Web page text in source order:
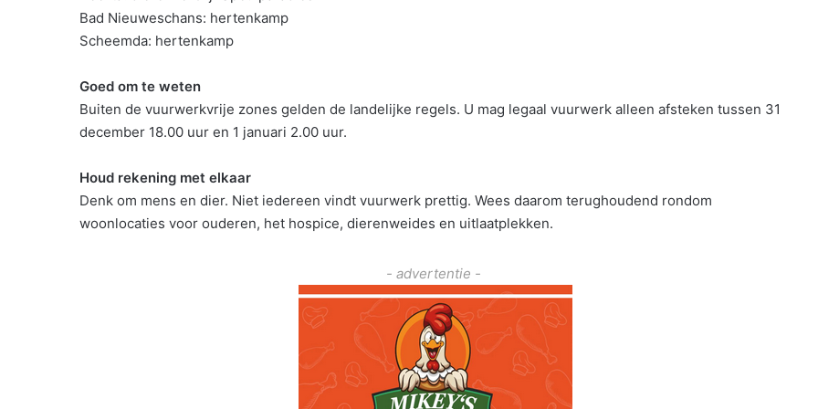
Bad Nieuweschans: hertenkamp
Scheemda: hertenkamp
Goed om te weten
Buiten de vuurwerkvrije zones gelden de landelijke regels. U mag legaal vuurwerk alleen afsteken tussen 31
december 18.00 uur en 1 januari 2.00 uur.
Houd rekening met elkaar
Denk om mens en dier. Niet iedereen vindt vuurwerk prettig. Wees daarom terughoudend rondom
woonlocaties voor ouderen, het hospice, dierenweides en uitlaatplekken.
- advertentie -